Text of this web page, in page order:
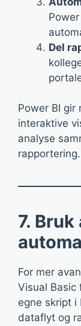
Del
Power BI gir
interaktive
analyse
rapportering.
7.
For mer
Visual Basic
egne skript i
dataflyt og